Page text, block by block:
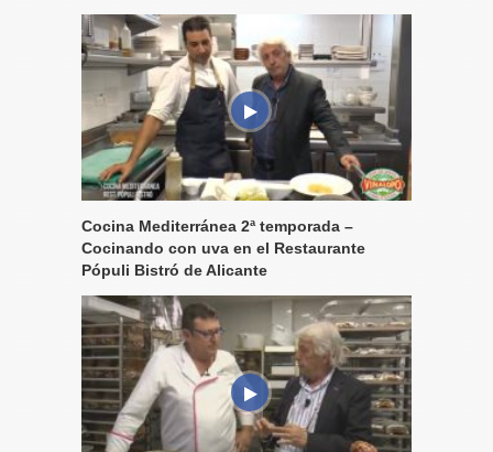
Cocina Mediterránea 2ª temporada –
Cocinando con uva en el Restaurante
Pópuli Bistró de Alicante